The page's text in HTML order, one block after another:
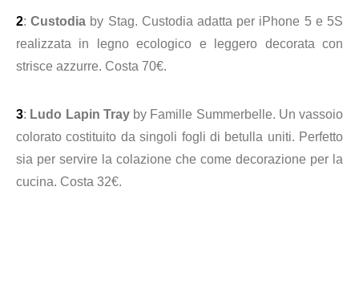
2:Custodia by Stag. Custodia adatta per iPhone 5 e 5S
realizzata in legno ecologico e leggero decorata con
strisce azzurre. Costa 70€.
3: Ludo Lapin Trayby Famille Summerbelle. Un vassoio
coloratocostituito da singoli fogli di betulla uniti. Perfetto
sia per servire la colazione che come decorazione per la
cucina. Costa 32€.